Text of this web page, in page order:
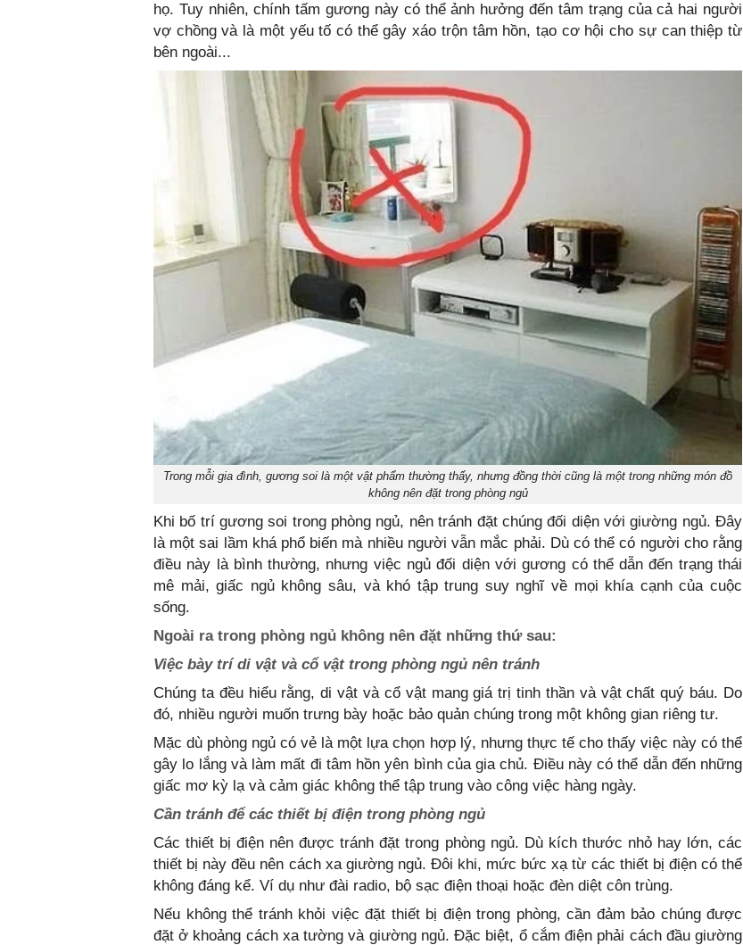
họ. Tuy nhiên, chính tấm gương này có thể ảnh hưởng đến tâm trạng của cả hai người
vợ chồng và là một yếu tố có thể gây xáo trộn tâm hồn, tạo cơ hội cho sự can thiệp từ
bên ngoài...
Trong mỗi gia đình, gương soi là một vật phẩm thường thấy, nhưng đồng thời cũng là một trong những món đồ
không nên đặt trong phòng ngủ
Khi bố trí gương soi trong phòng ngủ, nên tránh đặt chúng đối diện với giường ngủ. Đây
là một sai lầm khá phổ biến mà nhiều người vẫn mắc phải. Dù có thể có người cho rằng
điều này là bình thường, nhưng việc ngủ đối diện với gương có thể dẫn đến trạng thái
mê mải, giấc ngủ không sâu, và khó tập trung suy nghĩ về mọi khía cạnh của cuộc
sống.
Ngoài ra trong phòng ngủ không nên đặt những thứ sau:
Việc bày trí di vật và cổ vật trong phòng ngủ nên tránh
Chúng ta đều hiểu rằng, di vật và cổ vật mang giá trị tinh thần và vật chất quý báu. Do
đó, nhiều người muốn trưng bày hoặc bảo quản chúng trong một không gian riêng tư.
Mặc dù phòng ngủ có vẻ là một lựa chọn hợp lý, nhưng thực tế cho thấy việc này có thể
gây lo lắng và làm mất đi tâm hồn yên bình của gia chủ. Điều này có thể dẫn đến những
giấc mơ kỳ lạ và cảm giác không thể tập trung vào công việc hàng ngày.
Cần tránh để các thiết bị điện trong phòng ngủ
Các thiết bị điện nên được tránh đặt trong phòng ngủ. Dù kích thước nhỏ hay lớn, các
thiết bị này đều nên cách xa giường ngủ. Đôi khi, mức bức xạ từ các thiết bị điện có thể
không đáng kể. Ví dụ như đài radio, bộ sạc điện thoại hoặc đèn diệt côn trùng.
Nếu không thể tránh khỏi việc đặt thiết bị điện trong phòng, cần đảm bảo chúng được
đặt ở khoảng cách xa tường và giường ngủ. Đặc biệt, ổ cắm điện phải cách đầu giường